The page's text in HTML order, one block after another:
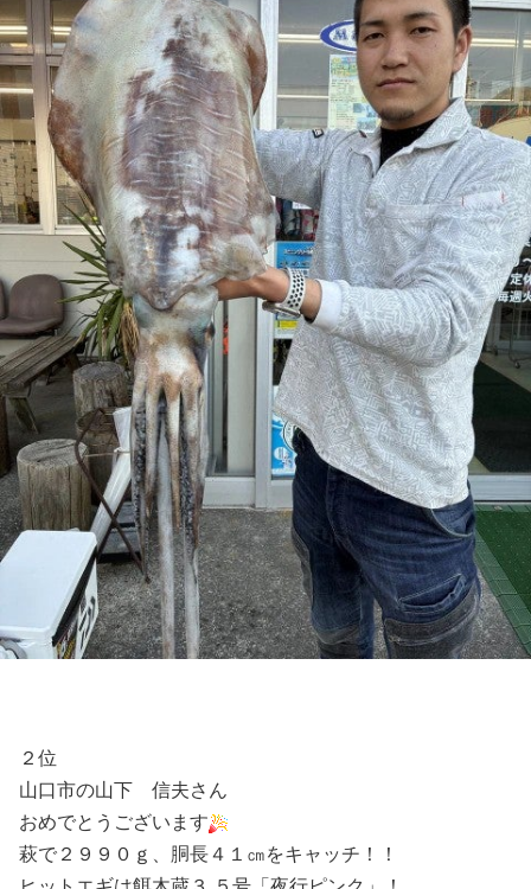
２位
山口市の山下 信夫さん
おめでとうございます
萩で２９９０ｇ、胴長４１㎝をキャッチ！！